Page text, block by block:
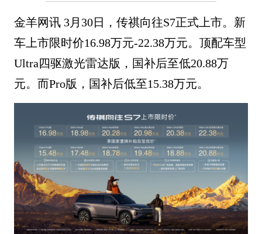
金羊网讯 3月30日，传祺向往S7正式上市。新
车上市限时价16.98万元-22.38万元。顶配车型
Ultra四驱激光雷达版，国补后至低20.88万
元。而Pro版，国补后低至15.38万元。